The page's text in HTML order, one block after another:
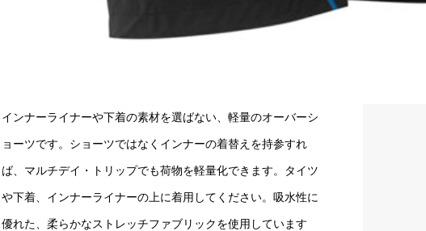
インナーライナーや下着の素材を選ばない、軽量のオーバーシ
ョーツです。ショーツではなくインナーの着替えを持参すれ
ば、マルチデイ・トリップでも荷物を軽量化できます。タイツ
や下着、インナーライナーの上に着用してください。吸水性に
優れた、柔らかなストレッチファブリックを使用しています